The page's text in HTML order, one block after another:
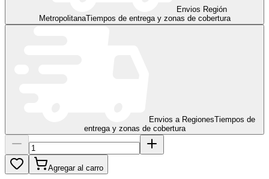
Envios Región
MetropolitanaTiempos de entrega y zonas de cobertura
Envios a RegionesTiempos de
entrega y zonas de cobertura
Agregar al carro